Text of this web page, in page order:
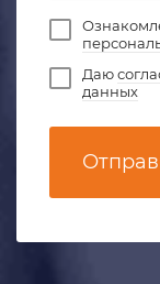
Даю
данных